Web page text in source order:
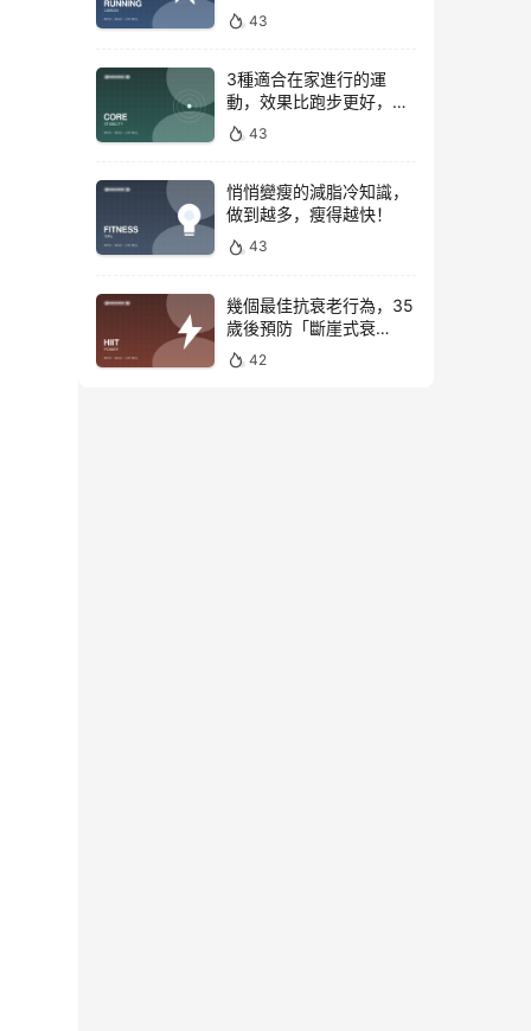
43
3種適合在家進行的運
動，效果比跑步更好，是
公認的脂肪殺手！
43
悄悄變瘦的減脂冷知識，
做到越多，瘦得越快！
43
幾個最佳抗衰老行為，35
歲後預防「斷崖式衰
老」！
42